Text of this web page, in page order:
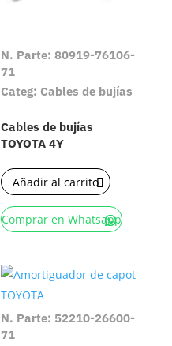
N. Parte: 80919-76106-
71
Categ: Cables de bujías
Cables de bujías
TOYOTA 4Y
Añadir al carrito
Comprar en Whatsapp
N. Parte: 52210-26600-
71